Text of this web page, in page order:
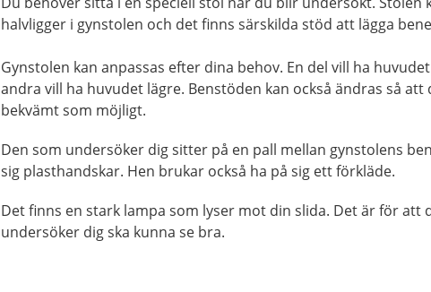
halvligger i gynstolen och det finns särskilda stöd att lägga
Gynstolen kan anpassas efter dina behov. En del vill ha
andra vill ha huvudet lägre. Benstöden kan också ändras så att
bekvämt som möjligt.
Den som undersöker dig sitter på en pall mellan gynstolens
sig plasthandskar. Hen brukar också ha på sig ett förkläde.
Det finns en stark lampa som lyser mot din slida. Det är för att
undersöker dig ska kunna se bra.